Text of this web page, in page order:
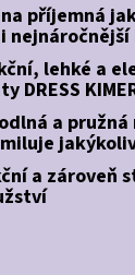
příjemná
lehké a
DRESS
a
a zároveň